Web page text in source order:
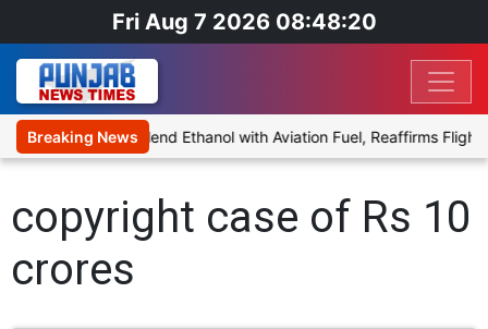
Fri Aug 7 2026 08:48:20
Breaking News
Proposal to Blend Ethanol with Aviation Fuel, Reaffirms Flight
copyright case of Rs 10
crores